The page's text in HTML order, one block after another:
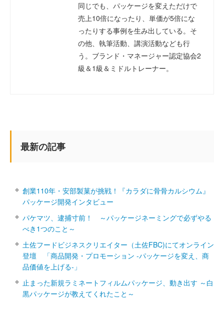
同じでも、パッケージを変えただけで
売上10倍になったり、単価が5倍にな
ったりする事例を生み出している。そ
の他、執筆活動、講演活動なども行
う。ブランド・マネージャー認定協会2
級＆1級＆ミドルトレーナー。
最新の記事
創業110年・安部製菓が挑戦！『カラダに骨骨カルシウム』
パッケージ開発インタビュー
パケマツ、逮捕寸前！ ～パッケージネーミングで必ずやる
べき1つのこと～
土佐フードビジネスクリエイター（土佐FBC)にてオンライン
登壇 「商品開発・プロモーション ‐パッケージを変え、商
品価値を上げる‐」
止まった新規ラミネートフィルムパッケージ、動き出す ～白
黒パッケージが教えてくれたこと～